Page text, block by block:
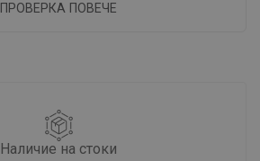
ПРОВЕРКА ПОВЕЧЕ
Наличие на стоки